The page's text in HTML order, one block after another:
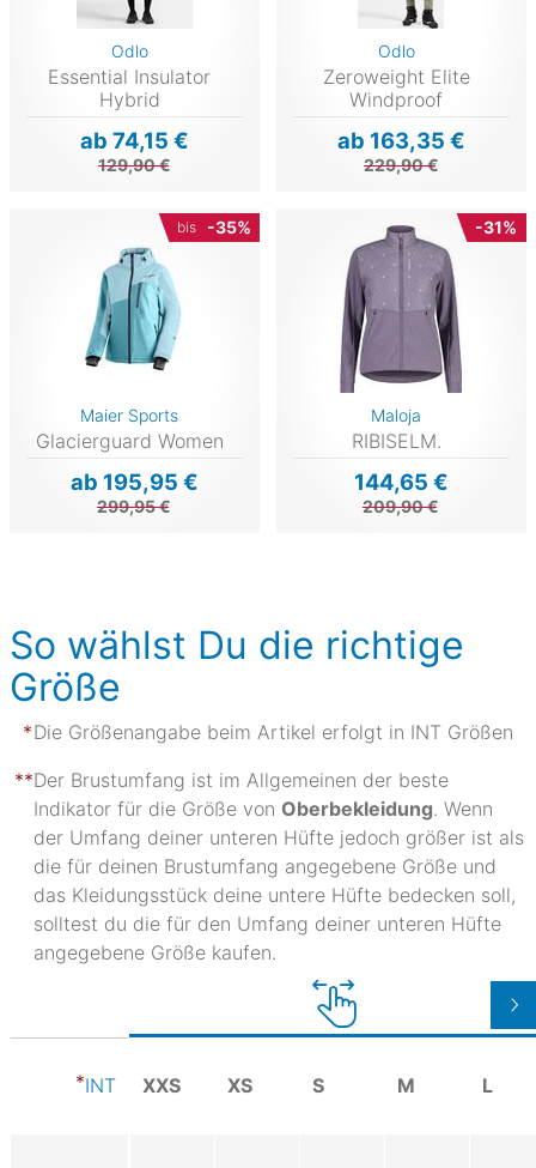
Odlo
Essential Insulator
Hybrid
ab 74,15 €
129,90 €
Odlo
Zeroweight Elite
Windproof
ab 163,35 €
229,90 €
bis -35%
Maier Sports
Glacierguard Women
ab 195,95 €
299,95 €
-31%
Maloja
RIBISELM.
144,65 €
209,90 €
So wählst Du die richtige
Größe
Die Größenangabe beim Artikel erfolgt in INT Größen
Der Brustumfang ist im Allgemeinen der beste
Indikator für die Größe von Oberbekleidung. Wenn
der Umfang deiner unteren Hüfte jedoch größer ist als
die für deinen Brustumfang angegebene Größe und
das Kleidungsstück deine untere Hüfte bedecken soll,
solltest du die für den Umfang deiner unteren Hüfte
angegebene Größe kaufen.
INT XXS XS S M L